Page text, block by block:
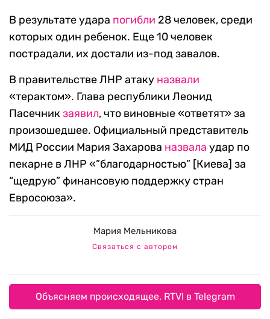
В результате удара погибли 28 человек, среди
которых один ребенок. Еще 10 человек
пострадали, их достали из-под завалов.
В правительстве ЛНР атаку назвали
«терактом». Глава республики Леонид
Пасечникзаявил, что виновные «ответят» за
произошедшее. Официальный представитель
МИД России Мария Захарова назвала удар по
пекарне в ЛНР «”благодарностью” [Киева] за
“щедрую” финансовую поддержку стран
Евросоюза».
Мария Мельникова
Связаться с автором
Объясняем происходящее. RTVI в Telegram